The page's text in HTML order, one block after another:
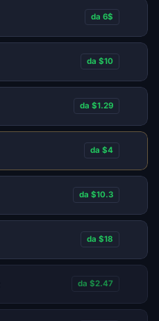
da 6$
da $10
da $1.29
da $4
da $10.3
da $18
da $2.47